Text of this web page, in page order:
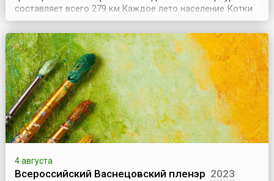
составляет всего 279 км.Каждое лето население Котки
на несколько июльских дней увеличивается на
несколько тысяч человек. Со всего мира съезжаются
сюда люди на широко известный Морской фестиваль
(Kotka Maritime Festival) – самый большой летний пр...
4 августа
Всероссийский Васнецовский пленэр 2023